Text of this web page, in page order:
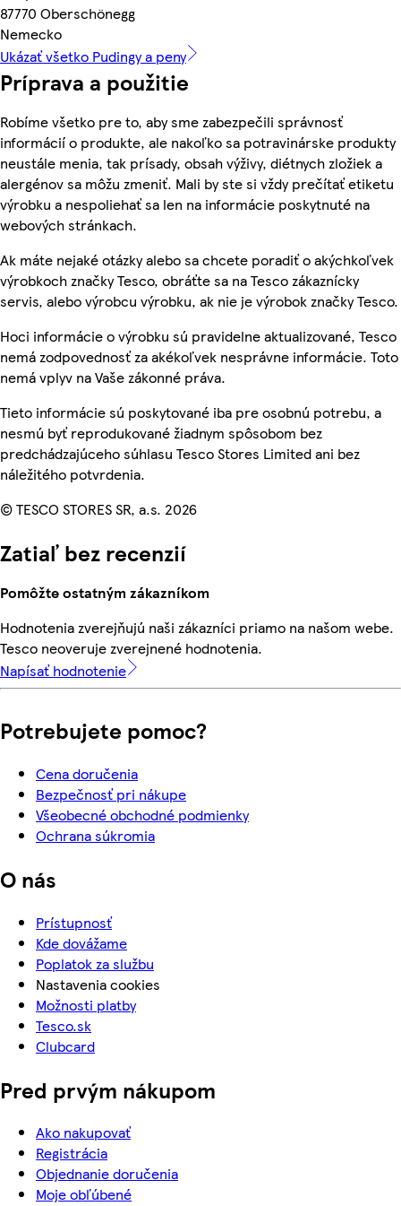
87770 Oberschönegg
Nemecko
Ukázať všetko Pudingy a peny
Príprava a použitie
Robíme všetko pre to, aby sme zabezpečili správnosť
informácií o produkte, ale nakoľko sa potravinárske produkty
neustále menia, tak prísady, obsah výživy, diétnych zložiek a
alergénov sa môžu zmeniť. Mali by ste si vždy prečítať etiketu
výrobku a nespoliehať sa len na informácie poskytnuté na
webových stránkach.
Ak máte nejaké otázky alebo sa chcete poradiť o akýchkoľvek
výrobkoch značky Tesco, obráťte sa na Tesco zákaznícky
servis, alebo výrobcu výrobku, ak nie je výrobok značky Tesco.
Hoci informácie o výrobku sú pravidelne aktualizované, Tesco
nemá zodpovednosť za akékoľvek nesprávne informácie. Toto
nemá vplyv na Vaše zákonné práva.
Tieto informácie sú poskytované iba pre osobnú potrebu, a
nesmú byť reprodukované žiadnym spôsobom bez
predchádzajúceho súhlasu Tesco Stores Limited ani bez
náležitého potvrdenia.
© TESCO STORES SR, a.s. 2026
Zatiaľ bez recenzií
Pomôžte ostatným zákazníkom
Hodnotenia zverejňujú naši zákazníci priamo na našom webe.
Tesco neoveruje zverejnené hodnotenia.
Napísať hodnotenie
Potrebujete pomoc?
Cena doručenia
Bezpečnosť pri nákupe
Všeobecné obchodné podmienky
Ochrana súkromia
O nás
Prístupnosť
Kde dovážame
Poplatok za službu
Nastavenia cookies
Možnosti platby
Tesco.sk
Clubcard
Pred prvým nákupom
Ako nakupovať
Registrácia
Objednanie doručenia
Moje obľúbené